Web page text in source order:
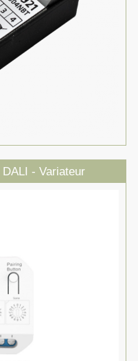
- Variateur